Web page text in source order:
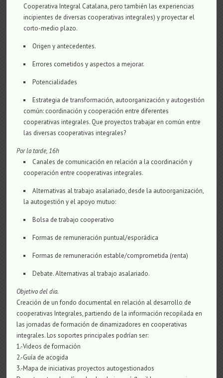
Cooperativa Integral Catalana, pero también las experiencias
incipientes de diversas cooperativas integrales) y proyectar el
corto-medio plazo.
Origen y antecedentes.
Errores cometidos y aspectos a mejorar.
Potencialidades
Estrategia de transformación, autoorganización y autogestión
común: coordinación y cooperación entre diferentes
cooperativas integrales. Que proyectos trabajar en común entre
las diversas cooperativas integrales?
Por la tarde, 16h
Canales de comunicación en relación a la coordinación y
cooperación entre cooperativas integrales.
Alternativas al trabajo asalariado, desde la autoorganización,
la autogestión y el apoyo mutuo:
Bolsa de trabajo cooperativo
Formas de remuneración puntual/esporádica
Formas de remuneración estable/comprometida (renta)
Debate. Alternativas al trabajo asalariado.
Objetivodel dia.
Creación de un fondo documental en relación al desarrollo de
cooperativas Integrales, partiendo de la información recopilada en
las jornadas de formación de dinamizadores en cooperativas
integrales. Los soportes principales podrían ser:
1.-Videos de formación
2.-Guía de acogida
3.-Mapa de iniciativas proyectos autogestionados